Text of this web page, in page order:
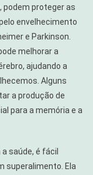
podem proteger as
envelhecimento
e Parkinson.
melhorar a
ajudando a
Alguns
a produção de
para a memória e a
saúde, é fácil
superalimento. Ela